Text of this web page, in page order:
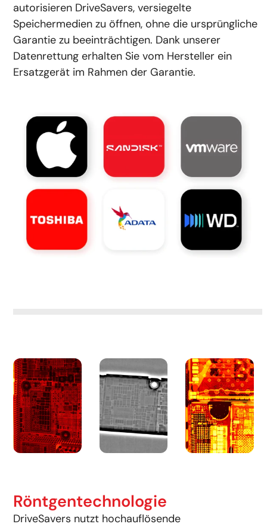
autorisieren DriveSavers, versiegelte
Speichermedien zu öffnen, ohne die ursprüngliche
Garantie zu beeinträchtigen. Dank unserer
Datenrettung erhalten Sie vom Hersteller ein
Ersatzgerät im Rahmen der Garantie.
Röntgentechnologie
DriveSavers nutzt hochauflösende